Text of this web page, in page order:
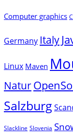
Computer graphics
Germany Italy
Linux Maven
Natur
Salzburg
Slackline Slovenia